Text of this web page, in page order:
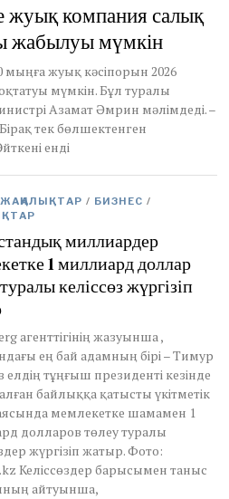
жуық компания салық
жабылуы мүмкін
мыңға жуық кәсіпорын 2026
мүмкін. Бұл туралы
Азамат Әмрин мәлімдеді. –
тек бөлшектенген
енді
/ БИЗНЕС /
миллиардер
1 миллиард доллар
келіссөз жүргізіп
агенттігінің жазуынша ,
ең бай адамның бірі – Тимур
елдің тұңғыш президенті кезінде
байлыққа қатысты үкітметік
мемлекетке шамамен 1
долларов төлеу туралы
жүргізіп жатыр. Фото:
Келіссөздер барысымен таныс
айтуынша,